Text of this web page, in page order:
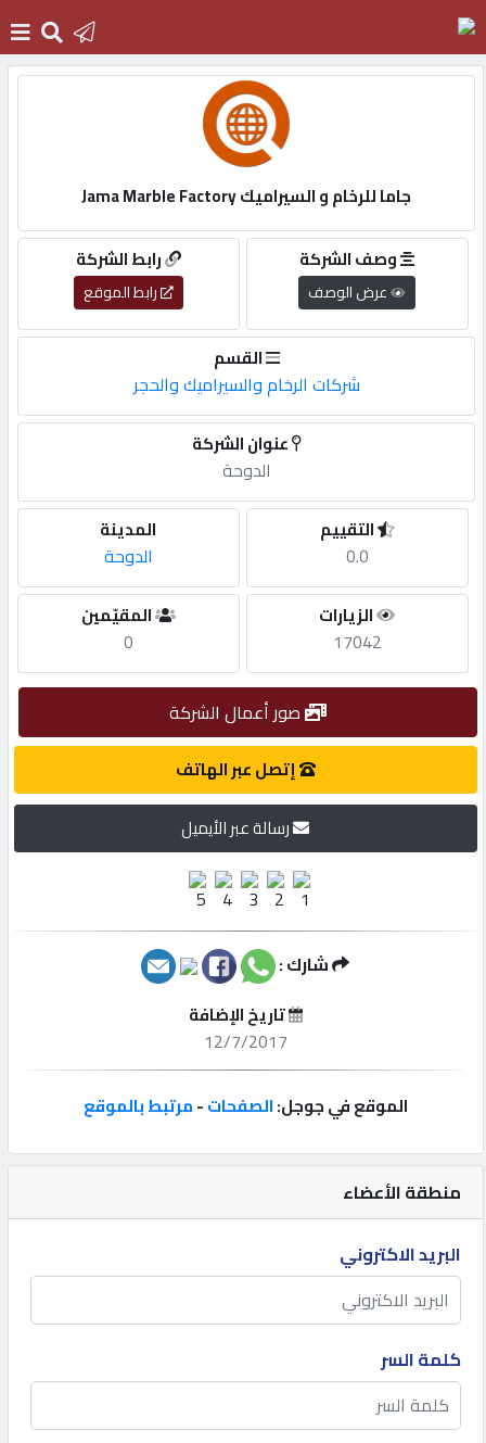
التسجيل
English
أضف
طلب
شركات
إعلانات
المنتدى
كيو
مزاد
كيو
نمبر
منطقة الأعضاء
البريد الاكتروني
كلمة السر
جاما للرخام و السيراميك Jama Marble Factory
رابط الشركة
رابط الموقع
وصف الشركة
عرض الوصف
القسم
شركات الرخام والسيراميك والحجر
عنوان الشركة
الدوحة
المدينة
الدوحة
التقييم
0.0
المقيّمين
0
الزيارات
17042
صور أعمال الشركة
إتصل عبر الهاتف
رسالة عبر الأيميل
شارك :
تاريخ الإضافة
12/7/2017
الموقع في جوجل:الصفحات-مرتبط بالموقع